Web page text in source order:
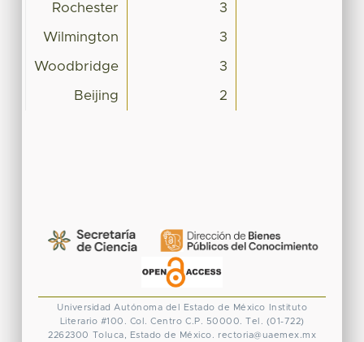
Rochester 3
Wilmington 3
Woodbridge 3
Beijing 2
Universidad Autónoma del Estado de México
Instituto
Literario #100. Col. Centro C.P. 50000. Tel. (01-722)
2262300 Toluca, Estado de México. rectoria@uaemex.mx